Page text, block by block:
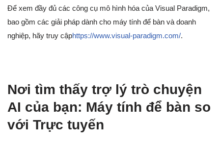
Để xem đầy đủ các công cụ mô hình hóa của Visual Paradigm,
bao gồm các giải pháp dành cho máy tính để bàn và doanh
nghiệp, hãy truy cậphttps://www.visual-paradigm.com/.
Nơi tìm thấy trợ lý trò chuyện
AI của bạn: Máy tính để bàn so
với Trực tuyến